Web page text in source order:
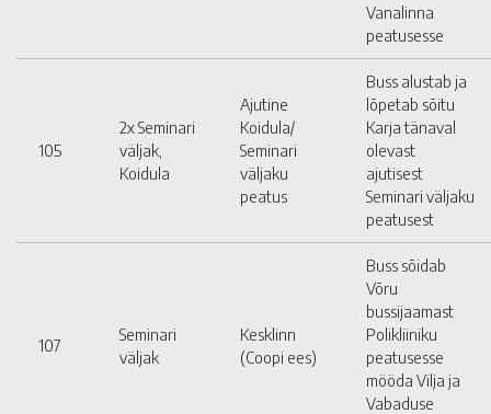
Vanalinna
peatusesse
105
2x Seminari
väljak,
Koidula
Ajutine
Koidula/
Seminari
väljaku
peatus
Buss alustab ja
lõpetab sõitu
Karja tänaval
olevast
ajutisest
Seminari väljaku
peatusest
107
Seminari
väljak
Kesklinn
(Coopi ees)
Buss sõidab
Võru
bussijaamast
Polikliiniku
peatusesse
mööda Vilja ja
Vabaduse